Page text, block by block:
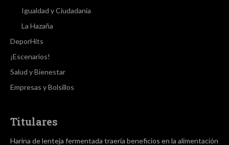
Igualdad y Ciudadanía
La Hazaña
DeporHits
¡Escenarios!
Salud y Bienestar
Empresas y Bolsillos
Titulares
Harina de lenteja fermentada traería beneficios en la alimentación